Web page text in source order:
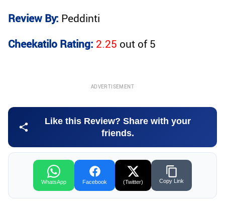
Review By: Peddinti
Cheekatilo Rating: 2.25 out of5
ADVERTISEMENT
Like this Review? Share with your
friends.
WhatsApp Facebook (Twitter) Copy Link